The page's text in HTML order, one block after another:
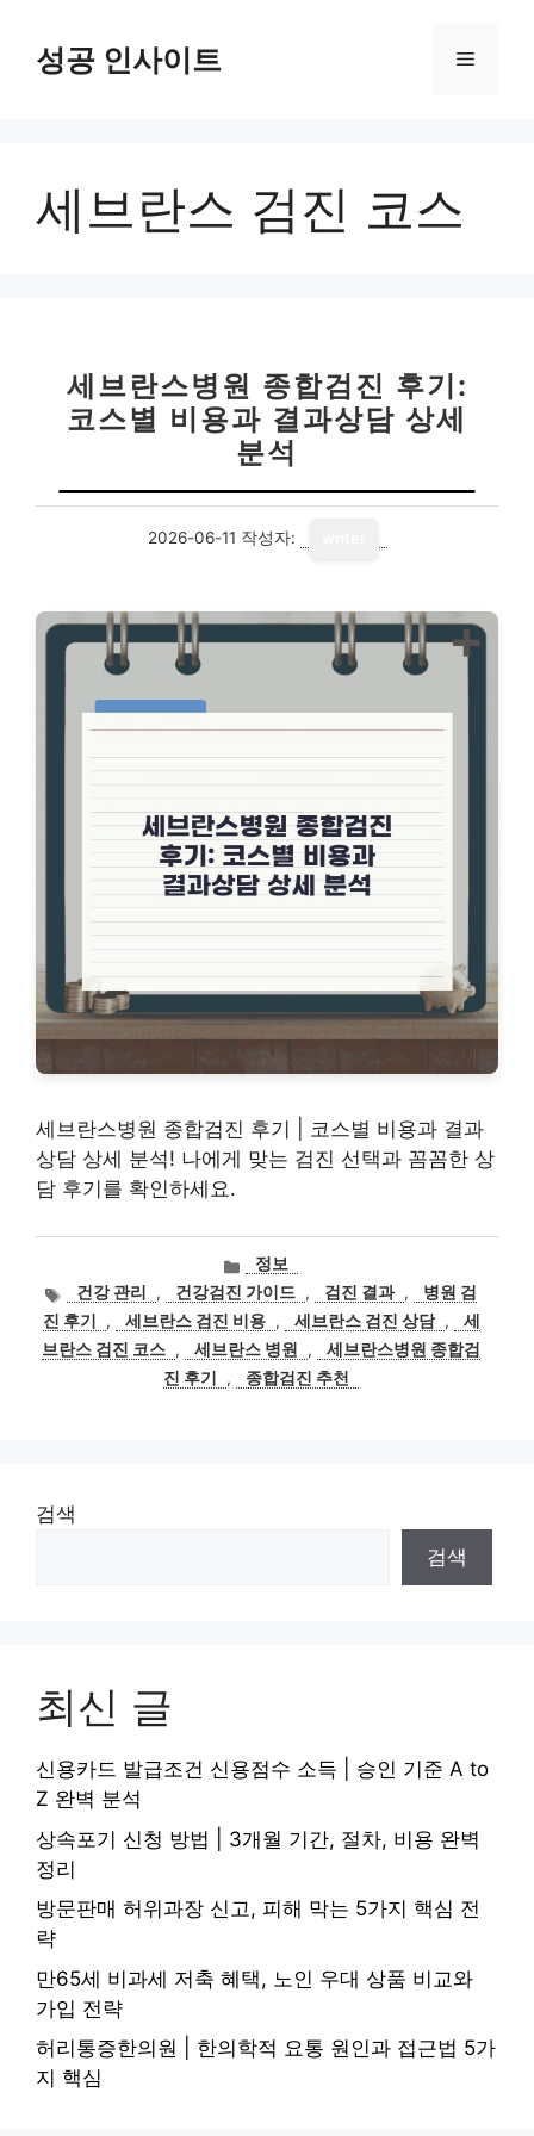
성공 인사이트 메
세브란스 검진 코스
세브란스병원 종합검진 후기:
코스별 비용과 결과상담 상세
분석
2026-06-11 작성자:
세브란스병원 종합검진 후기 | 코스별 비용과 결과
상담 상세 분석! 나에게 맞는 검진 선택과 꼼꼼한 상
담 후기를 확인하세요.
카
테
고
리
정보
태
그
건강 관리 , 건강검진 가이드 , 검진 결과 ,
병원 검
진 후기
, 세브란스 검진 비용 , 세브란스 검진 상담 ,
세
브란스 검진 코스 , 세브란스 병원 ,
세브란스병원 종합검
진 후기
, 종합검진 추천
검색
검색
최신 글
신용카드 발급조건 신용점수 소득 | 승인 기준 A to
Z 완벽 분석
상속포기 신청 방법 | 3개월 기간, 절차, 비용 완벽
정리
방문판매 허위과장 신고, 피해 막는 5가지 핵심 전
략
만65세 비과세 저축 혜택, 노인 우대 상품 비교와
가입 전략
허리통증한의원 | 한의학적 요통 원인과 접근법 5가
지 핵심